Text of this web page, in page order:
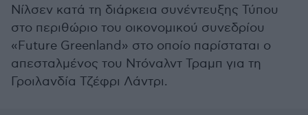
Νίλσεν κατά τη διάρκεια συνέντευξης Τύπου
στο περιθώριο του οικονομικού συνεδρίου
«Future Greenland» στο οποίο παρίσταται ο
απεσταλμένος του Ντόναλντ Τραμπ για τη
Γροιλανδία Τζέφρι Λάντρι.